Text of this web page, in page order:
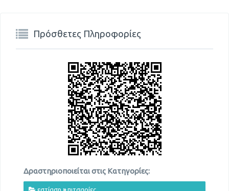
Πρόσθετες Πληροφορίες
Δραστηριοποιείται στις Κατηγορίες:
εστίαση »πιτσαρίες